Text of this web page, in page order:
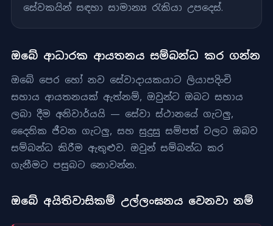
සේවකයින් සඳහා සාමාන්‍ය රැකියා උපදෙස්.
ඔබේ ආධාරක ආයතනය සම්බන්ධ කර ගන්න
ඔබේ පෙර හෝ නව සේවාදායකයාට ලියාපදිංචි
සහාය ආයතනයක් ඇත්නම්, ඔවුන්ට ඔබට සහාය
ලබා දීම අනිවාර්යයි — සේවා ස්ථානයේ ගැටලු,
දෛනික ජීවන ගැටලු, සහ සුදුසු සම්පත් වලට ඔබව
සම්බන්ධ කිරීම ඇතුළුව. ඔවුන් සම්බන්ධ කර
ගැනීමට පසුබට නොවන්න.
ඔබේ අයිතිවාසිකම් උල්ලංඝනය වෙනවා නම්